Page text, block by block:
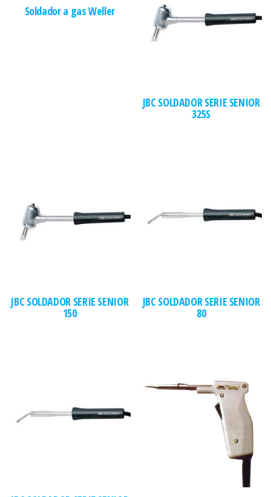
Soldador a gas Weller
JBC SOLDADOR SERIE SENIOR
325S
JBC SOLDADOR SERIE SENIOR
150
JBC SOLDADOR SERIE SENIOR
80